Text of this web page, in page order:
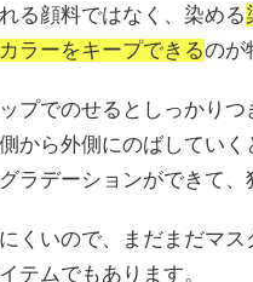
る顔料ではなく、染める
ラーをキープできるのが
プでのせるとしっかりつ
から外側にのばしていく
ラデーションができて、
くいので、まだまだマス
テムでもあります。